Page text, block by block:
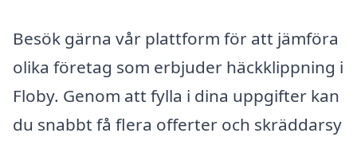
Besök gärna vår plattform för att jämföra
olika företag som erbjuder häckklippning i
Floby. Genom att fylla i dina uppgifter kan
du snabbt få flera offerter och skräddarsy